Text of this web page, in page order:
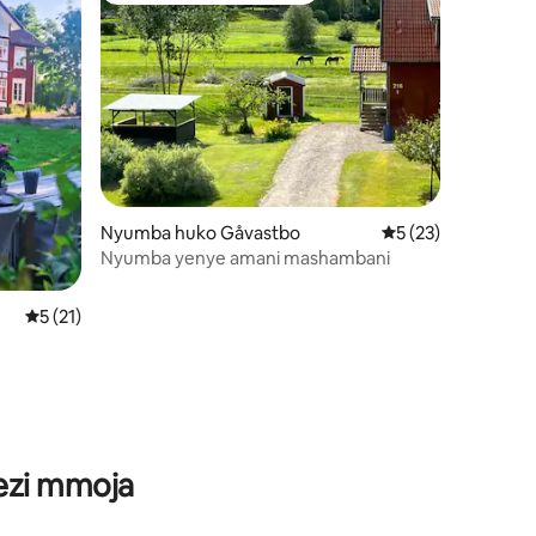
Ukadiriaji wa wastani wa 5 kati ya 5, tathmini 21
5 (21)
Nyumba huko Gåvastbo Ukadiriaji wa
5 (23)
Nyumba yenye amani mashambani
mmoja